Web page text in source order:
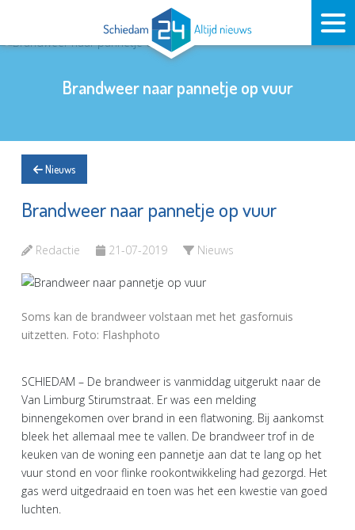
Brandweer naar pannetje op vuur
Nieuws
Brandweer naar pannetje op vuur
Redactie 21-07-2019 Nieuws
Soms kan de brandweer volstaan met het gasfornuis
uitzetten. Foto: Flashphoto
SCHIEDAM – De brandweer is vanmiddag uitgerukt naar de
Van Limburg Stirumstraat. Er was een melding
binnengekomen over brand in een flatwoning. Bij aankomst
bleek het allemaal mee te vallen. De brandweer trof in de
keuken van de woning een pannetje aan dat te lang op het
vuur stond en voor flinke rookontwikkeling had gezorgd. Het
gas werd uitgedraaid en toen was het een kwestie van goed
luchten.